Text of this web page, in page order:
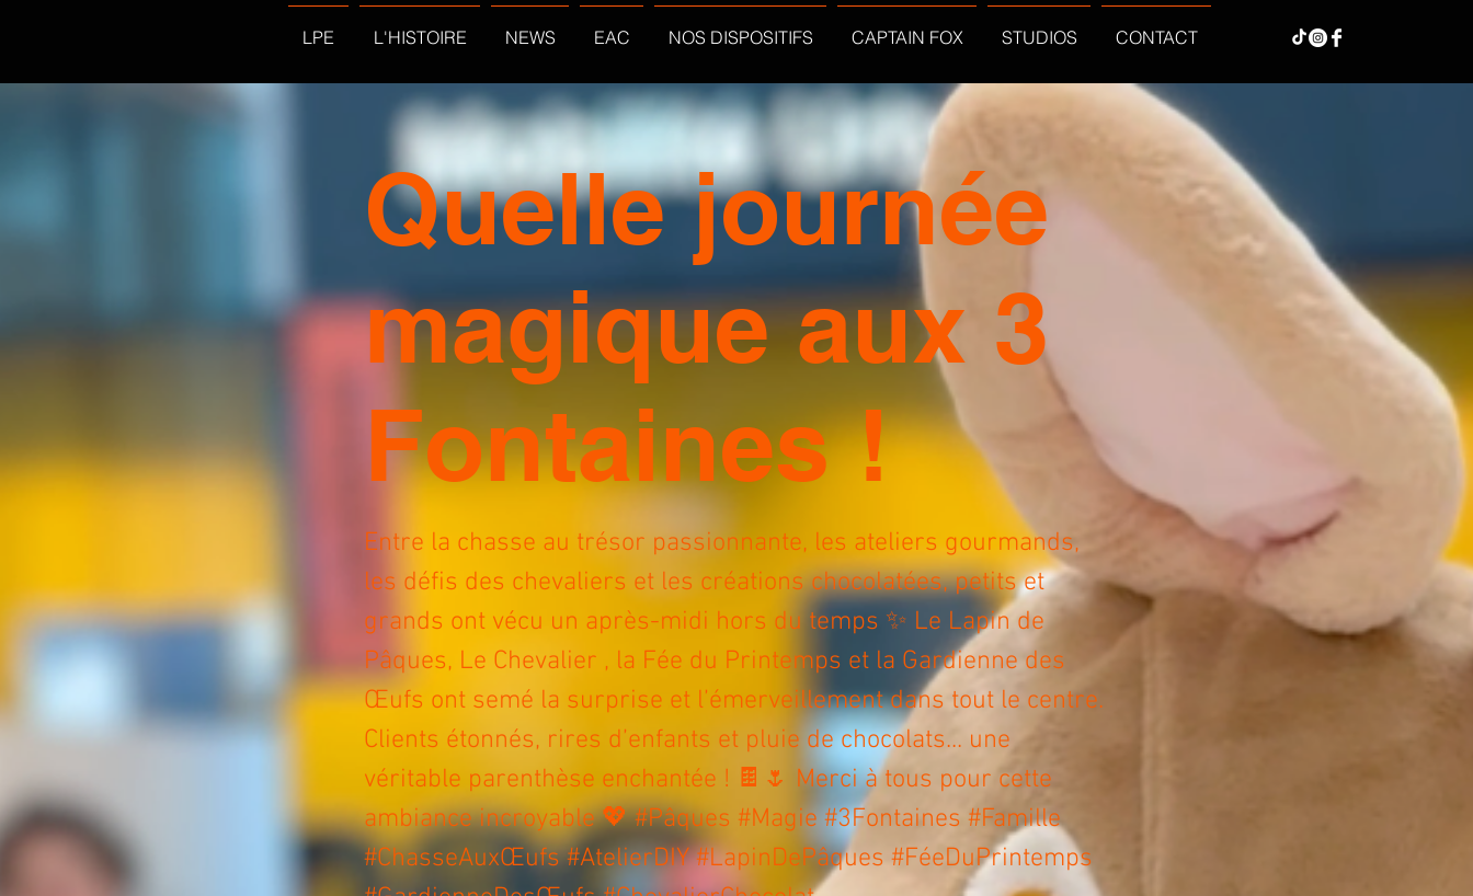
LPE L'HISTOIRE NEWS EAC NOS DISPOSITIFS CAPTAIN FOX STUDIOS CONTACT
Quelle journée
magique aux 3
Fontaines !
Entre la chasse au trésor passionnante, les ateliers gourmands,
les défis des chevaliers et les créations chocolatées, petits et
grands ont vécu un après-midi hors du temps ✨ Le Lapin de
Pâques, Le Chevalier , la Fée du Printemps et la Gardienne des
Œufs ont semé la surprise et l’émerveillement dans tout le centre.
Clients étonnés, rires d’enfants et pluie de chocolats... une
véritable parenthèse enchantée ! 🍫🌷 Merci à tous pour cette
ambiance incroyable 💖 #Pâques #Magie #3Fontaines #Famille
#ChasseAuxŒufs #AtelierDIY #LapinDePâques #FéeDuPrintemps